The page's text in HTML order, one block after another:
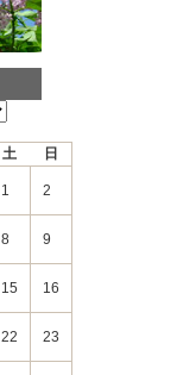
土 日
1 2
8 9
15 16
22 23